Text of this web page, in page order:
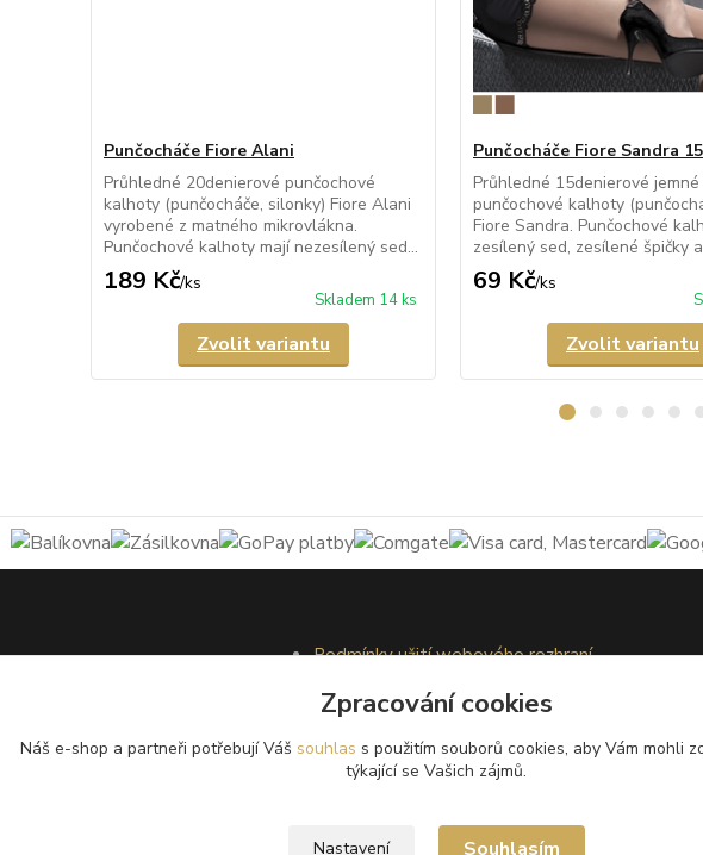
Punčocháče Fiore Alani
Průhledné 20denierové punčochové
kalhoty (punčocháče, silonky) Fiore Alani
vyrobené z matného mikrovlákna.
Punčochové kalhoty mají nezesílený sed...
189 Kč/ks
Skladem 14 ks
Zvolit variantu
Punčocháče Fiore Sandra 15
Průhledné 15denierové jemné
punčochové kalhoty
Fiore Sandra. Punčochové
zesílený sed, zesílené špičky
69 Kč/ks
Zvolit variantu
Podmínky užití webového rozhraní
Ochrana osobních údajů
Kontakty
Zpracování cookies
Náš e-shop a partneři potřebují Váš souhlas s použitím souborů cookies, aby Vám mohli
týkající se Vašich zájmů.
Nastavení Souhlasím